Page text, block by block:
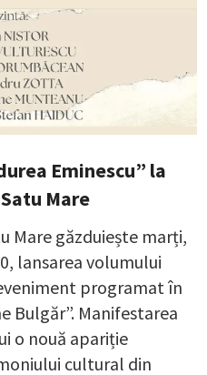
Eminescu” la
Mare
Mare găzduiește marți,
lansarea volumului
programat în
Bulgăr”. Manifestarea
o nouă apariție
cultural din